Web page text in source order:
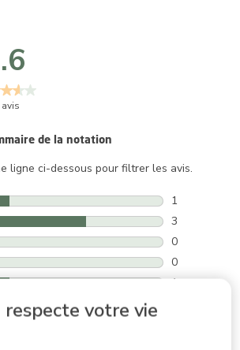
respecte votre vie
de la notation
ligne ci-dessous pour filtrer les avis.
1
1 avis avec
3
3 avis avec
0
0 avis avec
0
0 avis avec
1
avis
des clients